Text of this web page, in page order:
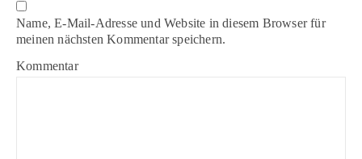
Name, E-Mail-Adresse und Website in diesem Browser für
meinen nächsten Kommentar speichern.
Kommentar